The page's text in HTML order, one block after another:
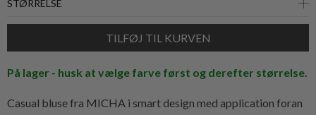
På lager - husk at vælge farve først og derefter størrelse.
Casual bluse fra MICHA i smart design med application foran